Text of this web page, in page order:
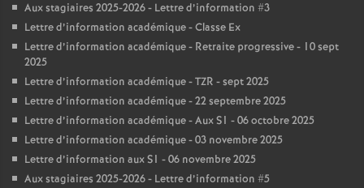
Aux stagiaires 2025-2026 - Lettre d’information #3
Lettre d’information académique - Classe Ex
Lettre d’information académique - Retraite progressive - 10 sept
2025
Lettre d’information académique - TZR - sept 2025
Lettre d’information académique - 22 septembre 2025
Lettre d’information académique - Aux S1 - 06 octobre 2025
Lettre d’information académique - 03 novembre 2025
Lettre d’information aux S1 - 06 novembre 2025
Aux stagiaires 2025-2026 - Lettre d’information #5